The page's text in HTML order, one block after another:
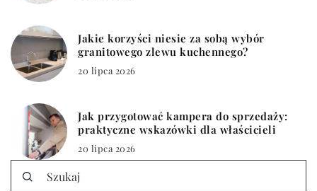
Jakie korzyści niesie za sobą wybór
granitowego zlewu kuchennego?
20 lipca 2026
Jak przygotować kampera do sprzedaży:
praktyczne wskazówki dla właścicieli
20 lipca 2026